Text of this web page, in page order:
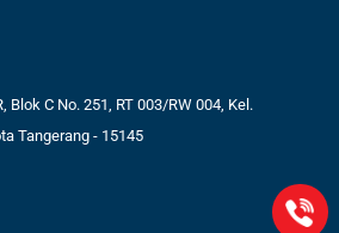
Blok C No. 251, RT 003/RW 004, Kel.
Tangerang - 15145